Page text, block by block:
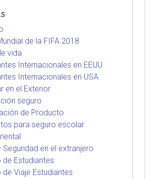
de la FIFA 2018
vida
Internacionales en EEUU
Internacionales en USA
en el Exterior
seguro
de Producto
para seguro escolar
Seguridad en el extranjero
de Estudiantes
de Viaje Estudiantes